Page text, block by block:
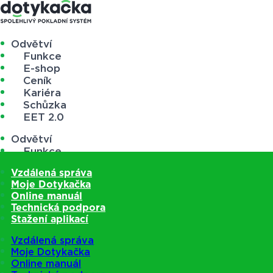
Odvětví
Funkce
E-shop
Ceník
Kariéra
Schůzka
EET 2.0
Odvětví
Funkce
Ceník
Kariéra
Schůzka
EET 2.0
Vzdálená správa
Moje Dotykačka
Online manuál
Technická podpora
Stažení aplikací
Vzdálená správa
Moje Dotykačka
Online manuál